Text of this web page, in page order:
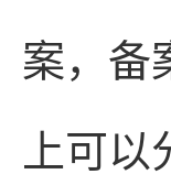
案，备
上可